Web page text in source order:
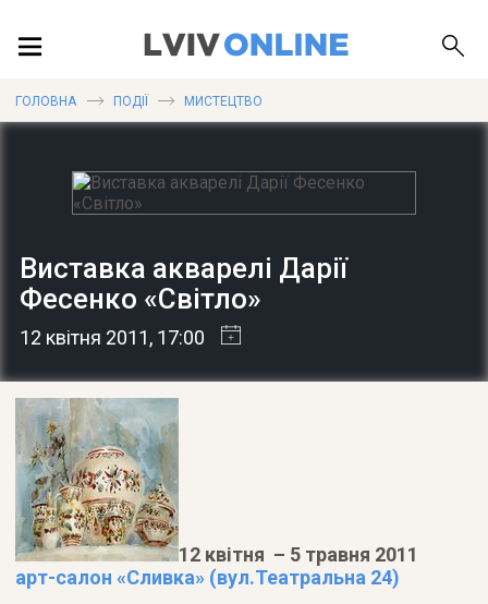
ПУБЛІКАЦІЇ
ДОВІДКА
ГОЛОВНА ПОДІЇ МИСТЕЦТВО
Виставка акварелі Дарії
Фесенко «Світло»
12 квітня 2011, 17:00
12 квітня – 5 травня 2011
арт-салон «Сливка» (вул.Театральна 24)